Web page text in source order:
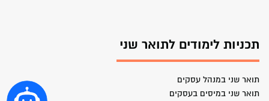
תכניות לימודים לתואר שני
תואר שני במנהל עסקים
תואר שני במיסים בעסקים